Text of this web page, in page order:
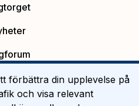
förbättra din upplevelse på
och visa relevant